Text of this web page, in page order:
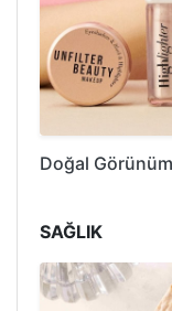
Doğal
SAĞLIK